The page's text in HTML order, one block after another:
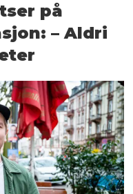
på
– Aldri